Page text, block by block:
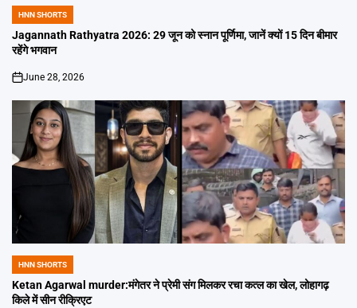
POSTED
IN
HNN SHORTS
Jagannath Rathyatra 2026: 29 जून को स्नान पूर्णिमा, जानें क्यों 15 दिन बीमार
रहेंगे भगवान
on
June 28, 2026
POSTED
IN
HNN SHORTS
Ketan Agarwal murder:मंगेतर ने प्रेमी संग मिलकर रचा कत्ल का खेल, लोहागढ़
किले में सीन रीक्रिएट